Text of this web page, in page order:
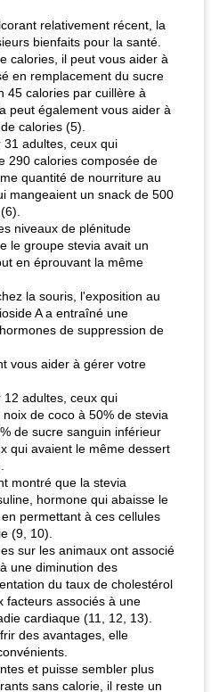
le méga's jopp joes
relativement récent, la
bienfaits pour la santé.
calories, il peut vous aider à
en remplacement du sucre
45 calories par cuillère à
peut également vous aider à
calories (5).
adultes, ceux qui
290 calories composée de
quantité de nourriture au
mangeaient un snack de 500
niveaux de plénitude
le groupe stevia avait un
en éprouvant la même
la souris, l'exposition au
A a entraîné une
de suppression de
vous aider à gérer votre
adultes, ceux qui
de coco à 50% de stevia
de sucre sanguin inférieur
qui avaient le même dessert
montré que la stevia
hormone qui abaisse le
permettant à ces cellules
(9, 10).
sur les animaux ont associé
une diminution des
du taux de cholestérol
facteurs associés à une
cardiaque (11, 12, 13).
des avantages, elle
et puisse sembler plus
sans calorie, il reste un